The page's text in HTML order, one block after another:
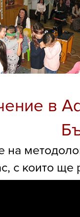
в
с които ще